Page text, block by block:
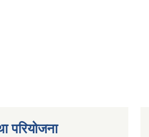
परियोजना